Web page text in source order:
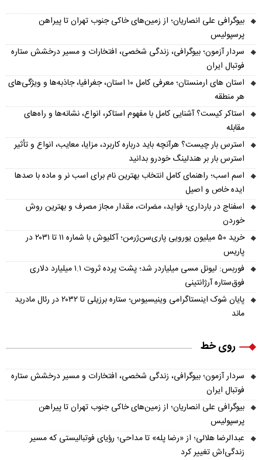
بیوگرافی علی انصاریان؛ از زمین‌های خاکی جنوب تهران تا پیراهن
پرسپولیس
سردار آزمون؛ بیوگرافی، زندگی شخصی، افتخارات و مسیر درخشش ستاره
فوتبال ایران
استان های ارمنستان؛ معرفی کامل ۱۰ استان، جغرافیا، جاذبه‌ها و ویژگی‌های
هر منطقه
استاکر کیست؟ آشنایی کامل با مفهوم استاکر، انواع، نشانه‌ها و راه‌های
مقابله
استرس بار چیست؟ هرآنچه باید درباره کاربرد، مزایا، معایب، انواع و تأثیر
استرس بار بر هندلینگ خودرو بدانید
اسم اسب؛ راهنمای کامل انتخاب بهترین نام برای اسب نر و ماده با صدها
ایده خاص و اصیل
اسفناج در بارداری؛ فواید، مضرات، مقدار مجاز مصرف و بهترین روش
خوردن
خرید ۵۰ میلیون یورویی پاری‌سن‌ژرمن؛ آکلیوش با شماره ۱۱ تا ۲۰۳۱ در
پاریس
فوربس: لیونل مسی میلیاردر شد؛ پشت پرده ثروت ۱.۱ میلیارد دلاری
فوق‌ستاره آرژانتینی
پایان شوک اینستاگرامی وینیسیوس؛ ستاره برزیلی تا ۲۰۳۲ در رئال مادرید
ماند
روی خط
سردار آزمون؛ بیوگرافی، زندگی شخصی، افتخارات و مسیر درخشش ستاره
فوتبال ایران
بیوگرافی علی انصاریان؛ از زمین‌های خاکی جنوب تهران تا پیراهن
پرسپولیس
عبدالرضا هلالی؛ از «رضا پله» تا مداحی؛ رؤیای فوتبالیستی که مسیر
زندگی‌اش تغییر کرد